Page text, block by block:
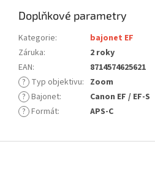
Doplňkové parametry
Kategorie:
bajonet EF
Záruka:
2 roky
EAN:
8714574625621
? Typ objektivu: Zoom
? Bajonet:
Canon EF / EF-S
? Formát: APS-C